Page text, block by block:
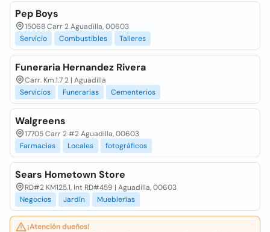
Pep Boys
15068 Carr 2 Aguadilla, 00603
Servicio
Combustibles Talleres
Funeraria Hernandez Rivera
Carr. Km.1.7 2 | Aguadilla
Servicios
Funerarias Cementerios
Walgreens
17705 Carr 2 #2 Aguadilla, 00603
Farmacias
Locales fotográficos
Sears Hometown Store
RD#2 KM125.1, Int RD#459 | Aguadilla, 00603
Negocios
Jardín Mueblerías
¡Atención dueños!